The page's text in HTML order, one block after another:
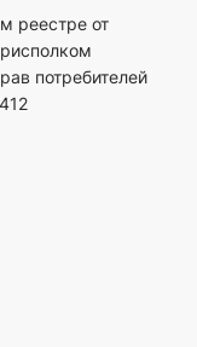
реестре от
потребителей